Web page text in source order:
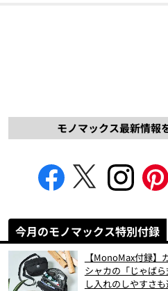
モノマックス最新情報
今月のモノマックス特別付録
【MonoMax付録】
シャカの「じゃば
し入れのしやすさ